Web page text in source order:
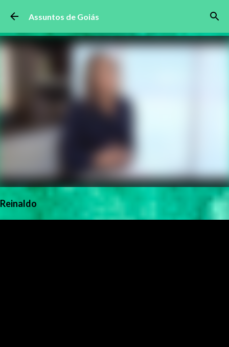
Pular para o conteúdo principal
Assuntos de Goiás
Reinaldo